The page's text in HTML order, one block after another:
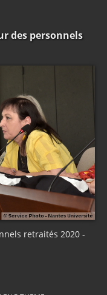
des personnels
retraités 2020 -